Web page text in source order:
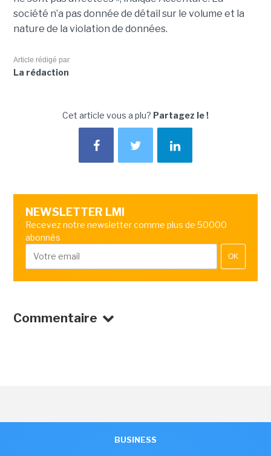
société n’a pas donnée de détail sur le volume et la
nature de la violation de données.
Article rédigé par
La rédaction
Cet article vous a plu? Partagez le !
NEWSLETTER LMI
Recevez notre newsletter comme plus de 50000
abonnés
OK
Commentaire
BUSINESS